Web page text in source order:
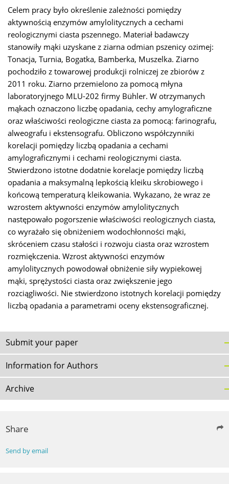
Celem pracy było określenie zależności pomiędzy
aktywnością enzymów amylolitycznych a cechami
reologicznymi ciasta pszennego. Materiał badawczy
stanowiły mąki uzyskane z ziarna odmian pszenicy ozimej:
Tonacja, Turnia, Bogatka, Bamberka, Muszelka. Ziarno
pochodziło z towarowej produkcji rolniczej ze zbiorów z
2011 roku. Ziarno przemielono za pomocą młyna
laboratoryjnego MLU-202 firmy Bühler. W otrzymanych
mąkach oznaczono liczbę opadania, cechy amylograficzne
oraz właściwości reologiczne ciasta za pomocą: farinografu,
alweografu i ekstensografu. Obliczono współczynniki
korelacji pomiędzy liczbą opadania a cechami
amylograficznymi i cechami reologicznymi ciasta.
Stwierdzono istotne dodatnie korelacje pomiędzy liczbą
opadania a maksymalną lepkością kleiku skrobiowego i
końcową temperaturą kleikowania. Wykazano, że wraz ze
wzrostem aktywności enzymów amylolitycznych
następowało pogorszenie właściwości reologicznych ciasta,
co wyrażało się obniżeniem wodochłonności mąki,
skróceniem czasu stałości i rozwoju ciasta oraz wzrostem
rozmiękczenia. Wzrost aktywności enzymów
amylolitycznych powodował obniżenie siły wypiekowej
mąki, sprężystości ciasta oraz zwiększenie jego
rozciągliwości. Nie stwierdzono istotnych korelacji pomiędzy
liczbą opadania a parametrami oceny ekstensograficznej.
Submit your paper
Information for Authors
Archive
Share
Send by email